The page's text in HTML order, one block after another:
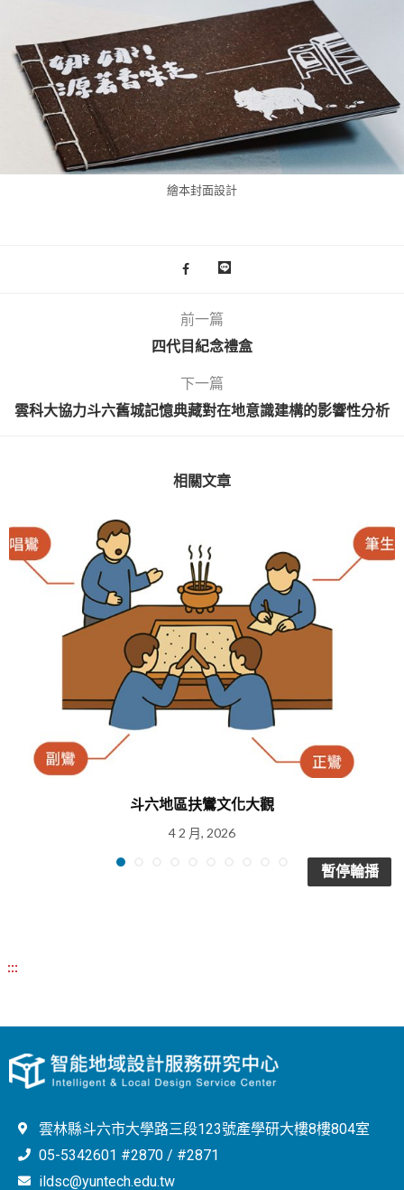
繪本封面設計
前一篇
四代目紀念禮盒
下一篇
雲科大協力斗六舊城記憶典藏對在地意識建構的影響性分析
相關文章
斗六地區扶鸞文化大觀
4 2 月, 2026
暫停輪播
:::
雲林縣斗六市大學路三段123號產學研大樓8樓804室
05-5342601 #2870 / #2871
ildsc@yuntech.edu.tw